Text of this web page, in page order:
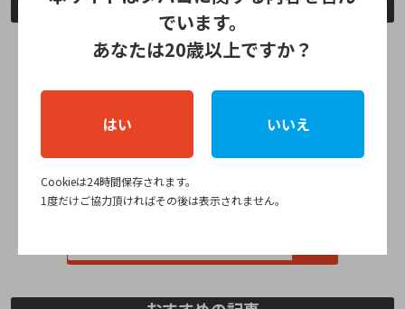
公式ストア情報
全国のIQOSショップ
全国のPloom Shop
でいます。
あなたは20歳以上ですか？
はい いいえ
Cookieは24時間保存されます。
1度だけご協力頂ければその後は表示されません。